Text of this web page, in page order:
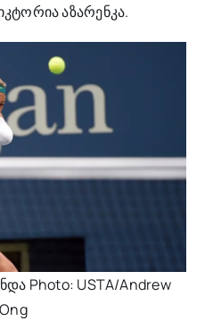
აზარენკა.
Photo: USTA/Andrew
Ong